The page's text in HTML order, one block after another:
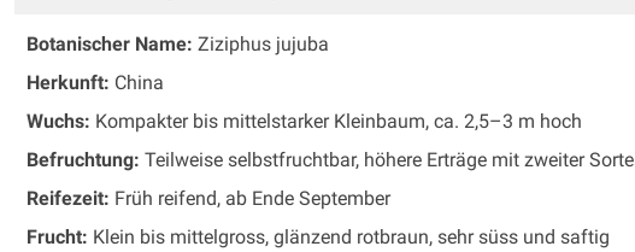
Botanischer Name: Ziziphus jujuba
Herkunft: China
Wuchs: Kompakter bis mittelstarker Kleinbaum, ca. 2,5–3 m hoch
Befruchtung: Teilweise selbstfruchtbar, höhere Erträge mit zweiter Sorte
Reifezeit: Früh reifend, ab Ende September
Frucht: Klein bis mittelgross, glänzend rotbraun, sehr süss und saftig